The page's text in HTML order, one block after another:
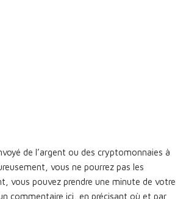
de l’argent ou des cryptomonnaies à
vous ne pourrez pas les
vous pouvez prendre une minute de votre
commentaire ici, en précisant où et par